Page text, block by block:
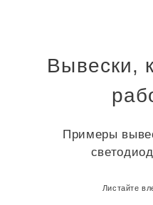
Вывески,
Примеры
Листайте